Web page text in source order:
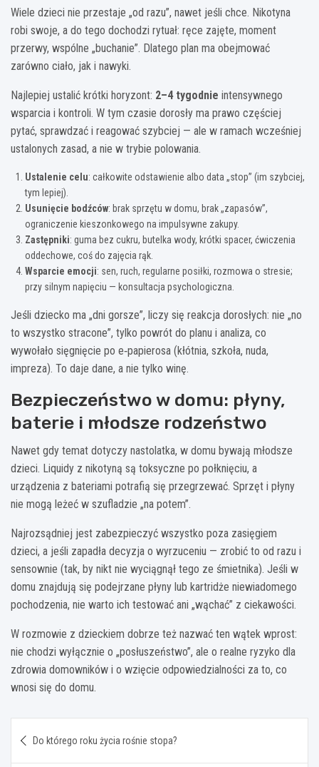
Wiele dzieci nie przestaje „od razu”, nawet jeśli chce. Nikotyna
robi swoje, a do tego dochodzi rytuał: ręce zajęte, moment
przerwy, wspólne „buchanie”. Dlatego plan ma obejmować
zarówno ciało, jak i nawyki.
Najlepiej ustalić krótki horyzont: 2–4 tygodnie intensywnego
wsparcia i kontroli. W tym czasie dorosły ma prawo częściej
pytać, sprawdzać i reagować szybciej — ale w ramach wcześniej
ustalonych zasad, a nie w trybie polowania.
Ustalenie celu: całkowite odstawienie albo data „stop” (im szybciej,
tym lepiej).
Usunięcie bodźców: brak sprzętu w domu, brak „zapasów”,
ograniczenie kieszonkowego na impulsywne zakupy.
Zastępniki: guma bez cukru, butelka wody, krótki spacer, ćwiczenia
oddechowe, coś do zajęcia rąk.
Wsparcie emocji: sen, ruch, regularne posiłki, rozmowa o stresie;
przy silnym napięciu — konsultacja psychologiczna.
Jeśli dziecko ma „dni gorsze”, liczy się reakcja dorosłych: nie „no
to wszystko stracone”, tylko powrót do planu i analiza, co
wywołało sięgnięcie po e‑papierosa (kłótnia, szkoła, nuda,
impreza). To daje dane, a nie tylko winę.
Bezpieczeństwo w domu: płyny,
baterie i młodsze rodzeństwo
Nawet gdy temat dotyczy nastolatka, w domu bywają młodsze
dzieci. Liquidy z nikotyną są toksyczne po połknięciu, a
urządzenia z bateriami potrafią się przegrzewać. Sprzęt i płyny
nie mogą leżeć w szufladzie „na potem”.
Najrozsądniej jest zabezpieczyć wszystko poza zasięgiem
dzieci, a jeśli zapadła decyzja o wyrzuceniu — zrobić to od razu i
sensownie (tak, by nikt nie wyciągnął tego ze śmietnika). Jeśli w
domu znajdują się podejrzane płyny lub kartridże niewiadomego
pochodzenia, nie warto ich testować ani „wąchać” z ciekawości.
W rozmowie z dzieckiem dobrze też nazwać ten wątek wprost:
nie chodzi wyłącznie o „posłuszeństwo”, ale o realne ryzyko dla
zdrowia domowników i o wzięcie odpowiedzialności za to, co
wnosi się do domu.
wpisu
Do którego roku życia rośnie stopa?